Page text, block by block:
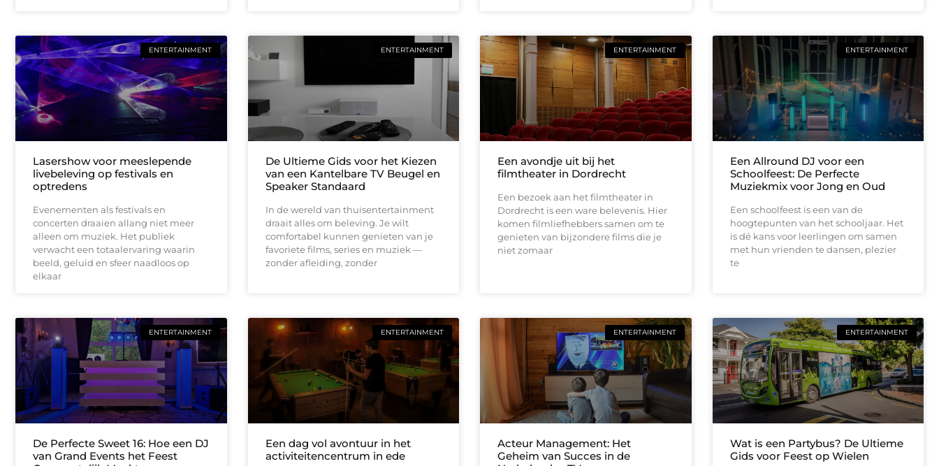
ENTERTAINMENT
Lasershow voor meeslepende
livebeleving op festivals en
optredens
Evenementen als festivals en
concerten draaien allang niet meer
alleen om muziek. Het publiek
verwacht een totaalervaring waarin
beeld, geluid en sfeer naadloos op
elkaar
ENTERTAINMENT
De Ultieme Gids voor het Kiezen
van een Kantelbare TV Beugel en
Speaker Standaard
In de wereld van thuisentertainment
draait alles om beleving. Je wilt
comfortabel kunnen genieten van je
favoriete films, series en muziek —
zonder afleiding, zonder
ENTERTAINMENT
Een avondje uit bij het
filmtheater in Dordrecht
Een bezoek aan het filmtheater in
Dordrecht is een ware belevenis. Hier
komen filmliefhebbers samen om te
genieten van bijzondere films die je
niet zomaar
ENTERTAINMENT
Een Allround DJ voor een
Schoolfeest: De Perfecte
Muziekmix voor Jong en Oud
Een schoolfeest is een van de
hoogtepunten van het schooljaar. Het
is dé kans voor leerlingen om samen
met hun vrienden te dansen, plezier
te
ENTERTAINMENT
De Perfecte Sweet 16: Hoe een DJ
van Grand Events het Feest
ENTERTAINMENT
Een dag vol avontuur in het
activiteitencentrum in ede
ENTERTAINMENT
Acteur Management: Het
Geheim van Succes in de
ENTERTAINMENT
Wat is een Partybus? De Ultieme
Gids voor Feest op Wielen